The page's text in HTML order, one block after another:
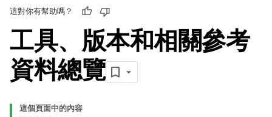
這對你有幫助嗎？
工具、版本和相關參考
資料總覽
這個頁面中的內容